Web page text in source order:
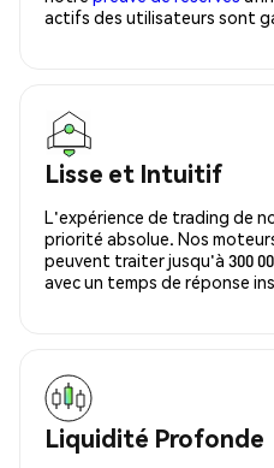
actifs des utilisateurs sont
Lisse et Intuitif
L'expérience de trading de
priorité absolue. Nos
peuvent traiter jusqu'à 300
avec un temps de réponse
Liquidité Profonde